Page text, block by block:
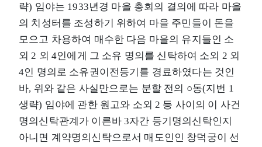
략) 임야는 1933년경 마을 총회의 결의에 따라 마을
의 치성터를 조성하기 위하여 마을 주민들이 돈을
모으고 차용하여 매수한 다음 마을의 유지들인 소
외 2 외 4인에게 그 소유 명의를 신탁하여 소외 2 외
4인 명의로 소유권이전등기를 경료하였다는 것인
바, 위와 같은 사실만으로는 분할 전의 ○동(지번 1
생략) 임야에 관한 원고와 소외 2 등 사이의 이 사건
명의신탁관계가 이른바 3자간 등기명의신탁인지
아니면 계약명의신탁으로서 매도인인 창덕궁이 선